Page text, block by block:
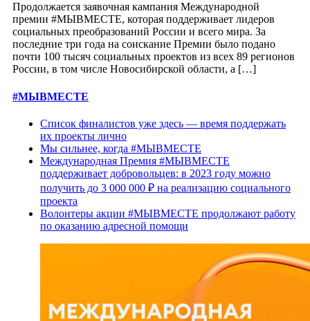
Продолжается заявочная кампания Международной
премии #МЫВМЕСТЕ, которая поддерживает лидеров
социальных преобразований России и всего мира. За
последние три года на соискание Премии было подано
почти 100 тысяч социальных проектов из всех 89 регионов
России, в том числе Новосибирской области, а […]
#МЫВМЕСТЕ
Список финалистов уже здесь — время поддержать
их проекты лично
Мы сильнее, когда #МЫВМЕСТЕ
Международная Премия #МЫВМЕСТЕ
поддерживает добровольцев: в 2023 году можно
получить до 3 000 000 ₽ на реализацию социального
проекта
Волонтеры акции #МЫВМЕСТЕ продолжают работу
по оказанию адресной помощи